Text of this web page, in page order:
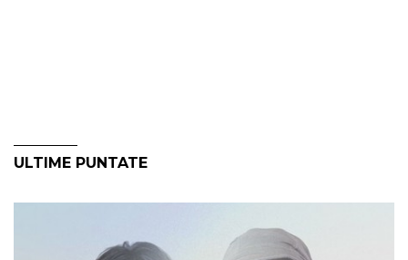
ULTIME PUNTATE